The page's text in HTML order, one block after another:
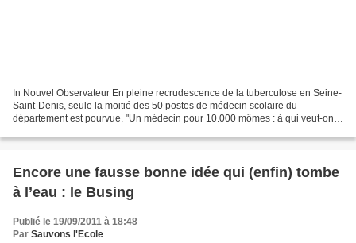
In Nouvel Observateur En pleine recrudescence de la tuberculose en Seine-
Saint-Denis, seule la moitié des 50 postes de médecin scolaire du
département est pourvue. "Un médecin pour 10.000 mômes : à qui veut-on
Encore une fausse bonne idée qui (enfin) tombe
à l’eau : le Busing
Publié le 19/09/2011 à 18:48
Par Sauvons l'Ecole